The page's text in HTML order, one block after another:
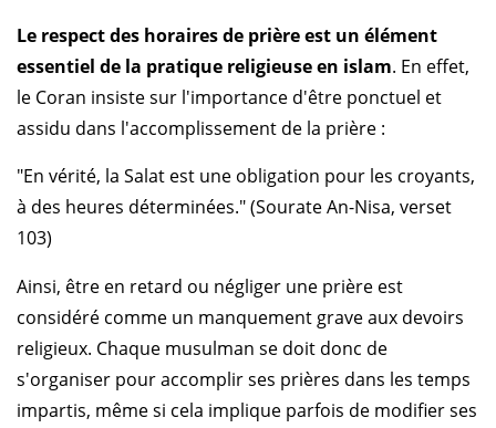
Le respect des horaires de prière est un élément
essentiel de la pratique religieuse en islam. En effet,
le Coran insiste sur l'importance d'être ponctuel et
assidu dans l'accomplissement de la prière :
"En vérité, la Salat est une obligation pour les croyants,
à des heures déterminées." (Sourate An-Nisa, verset
103)
Ainsi, être en retard ou négliger une prière est
considéré comme un manquement grave aux devoirs
religieux. Chaque musulman se doit donc de
s'organiser pour accomplir ses prières dans les temps
impartis, même si cela implique parfois de modifier ses